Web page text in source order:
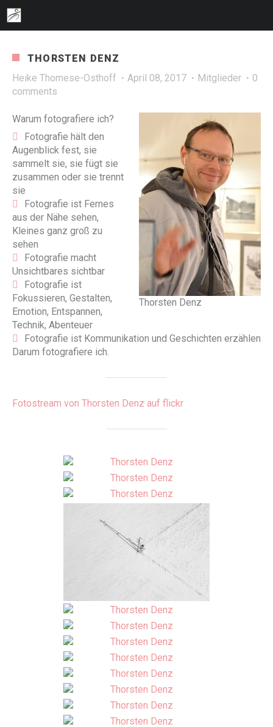
THORSTEN DENZ
Heike Thomese-Osthoff
April 08, 2017 Mitglieder
0
comments
Thorsten Denz
Warum fotografiere ich?
Fotografie hält den
Augenblick fest, sie
sammelt sie, sie fügt sie
zusammen oder sie trennt
sie
Fotografie ist Fernes
aus der Nähe sehen,
Kleines ganz groß zu
sehen
Fotografie macht
Unsichtbares sichtbar
Fotografie ist
Fokussieren, Gestalten,
Emotion, Entspannen,
Technik, Abenteuer
Fotografie ist Kommunikation und Geschichten erzählen
Darum fotografiere ich.
Fotostream von Thorsten Denz auf flickr